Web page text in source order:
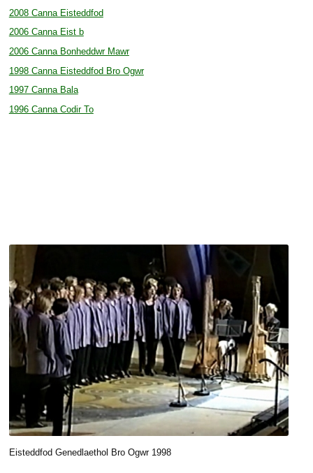
2008 Canna Eisteddfod
2006 Canna Eist b
2006 Canna Bonheddwr Mawr
1998 Canna Eisteddfod Bro Ogwr
1997 Canna Bala
1996 Canna Codir To
Eisteddfod Genedlaethol Bro Ogwr 1998